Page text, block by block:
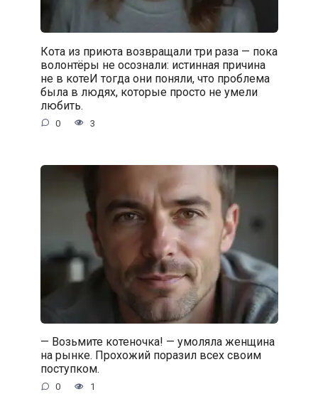
Кота из приюта возвращали три раза — пока
волонтёры не осознали: истинная причина
не в котеИ тогда они поняли, что проблема
была в людях, которые просто не умели
любить.
0 3
— Возьмите котеночка! — умоляла женщина
на рынке. Прохожий поразил всех своим
поступком.
0 1